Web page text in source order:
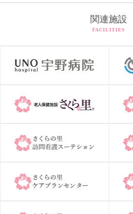
関連施設
FACILITIES